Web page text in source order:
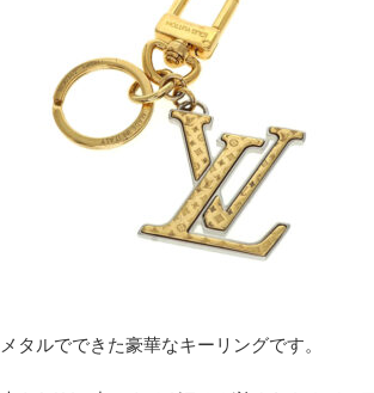
メタルでできた豪華なキーリングです。